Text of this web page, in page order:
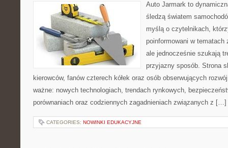
Auto Jarmark to
śledzą światem
myślą o czytelnikach,
poinformowani w
ale jednocześnie szukają
przyjazny sposób. Strona
kierowców, fanów czterech kółek oraz osób obserwujących
ważne: nowych technologiach, trendach rynkowych,
porównaniach oraz codziennych zagadnieniach związanych z […]
CATEGORIES: NOWINKI EDUKACYJNE